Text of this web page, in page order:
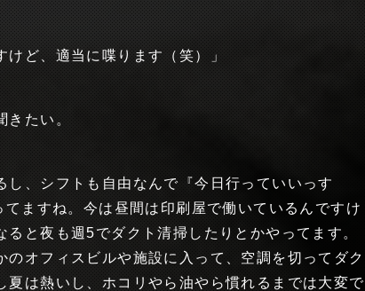
けど、適当に喋ります（笑）」
たい。
し、シフトも自由なんで『今日行っていいっす
ますね。今は昼間は印刷屋で働いているんですけ
と夜も週5でダクト清掃したりとかやってます。
のオフィスビルや施設に入って、空調を切ってダク
夏は熱いし、ホコリやら油やら慣れるまでは大変で